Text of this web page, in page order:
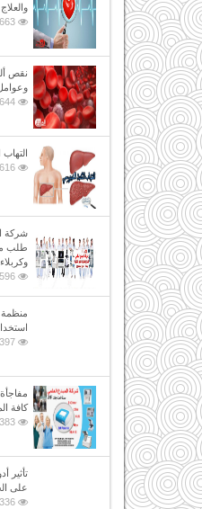
والعلاج
4663
نقص
4644
4616
شركة
طلب
وكربلاء
4596
منظمة
4397
كافة
4383
تأثير
على
4336